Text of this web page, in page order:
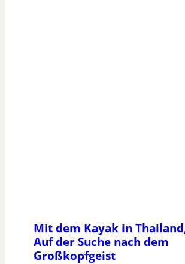
Mit dem Kayak in
Auf der Suche nach dem
Großkopfgeist